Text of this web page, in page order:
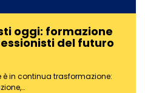
oggi: formazione
del futuro
in continua trasformazione: